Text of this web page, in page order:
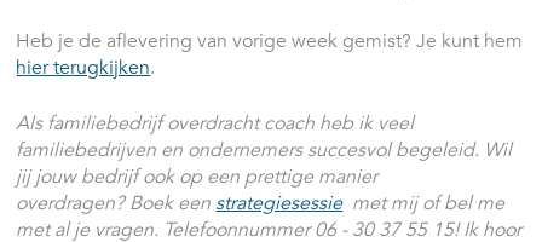
Heb je de aflevering van vorige week gemist? Je kunt hem
hier terugkijken.
Als familiebedrijf overdracht coach heb ik veel
familiebedrijven en ondernemers succesvol begeleid. Wil
jij jouw bedrijf ook op een prettige manier
overdragen? Boek een strategiesessiemet mij of bel me
met al je vragen. Telefoonnummer 06 - 30 37 55 15! Ik hoor